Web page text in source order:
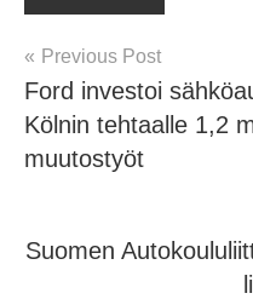
Post
navigation
Previous Post
Ford investoi
Kölnin tehtaalle 1,2
muutostyöt
Suomen